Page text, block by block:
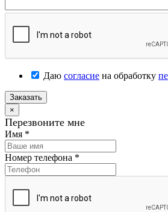
Даю согласие на обработку
Заказать
×
Перезвоните мне
Имя *
Номер телефона *